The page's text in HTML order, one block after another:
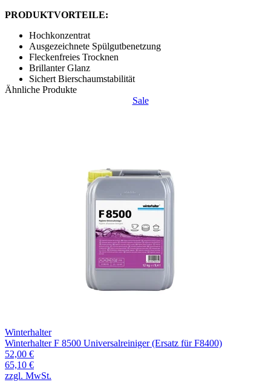
PRODUKTVORTEILE:
Hochkonzentrat
Ausgezeichnete Spülgutbenetzung
Fleckenfreies Trocknen
Brillanter Glanz
Sichert Bierschaumstabilität
Ähnliche Produkte
Sale
Winterhalter
Winterhalter F 8500 Universalreiniger (Ersatz für F8400)
52,00 €
65,10 €
zzgl. MwSt.